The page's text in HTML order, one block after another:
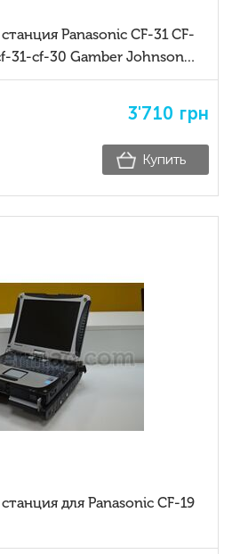
Panasonic CF-31 CF-
31-cf-30 Gamber Johnson
3'710 грн
Купить
для Panasonic CF-19